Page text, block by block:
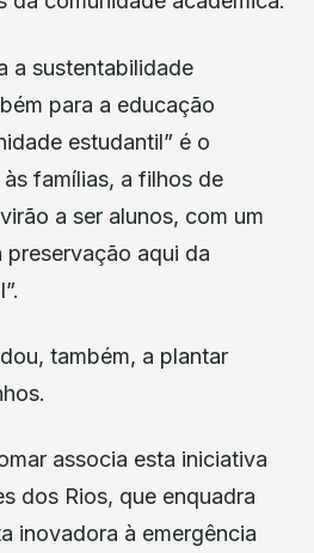
a sustentabilidade
para a educação
estudantil” é o
famílias, a filhos de
a ser alunos, com um
aqui da
também, a plantar
associa esta iniciativa
dos Rios, que enquadra
inovadora à emergência